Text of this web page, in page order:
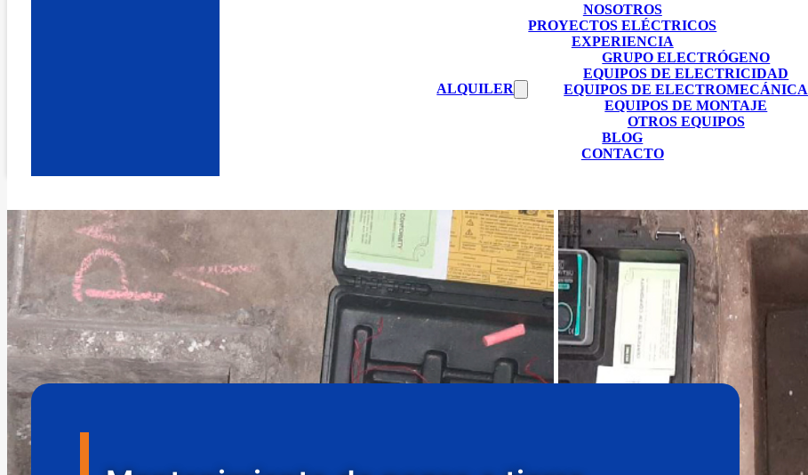
NOSOTROS
PROYECTOS ELÉCTRICOS
EXPERIENCIA
ALQUILER
GRUPO ELECTRÓGENO
EQUIPOS DE ELECTRICIDAD
EQUIPOS DE ELECTROMECÁNICA
EQUIPOS DE MONTAJE
OTROS EQUIPOS
BLOG
CONTACTO